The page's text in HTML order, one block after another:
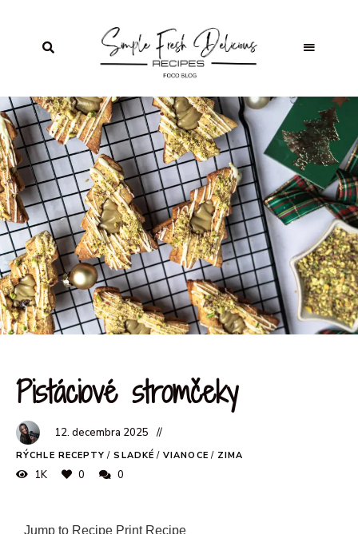
Pistáciové stromčeky
12. decembra 2025
RÝCHLE RECEPTY / SLADKÉ / VIANOCE / ZIMA
1K 0 0
Jump to Recipe Print Recipe